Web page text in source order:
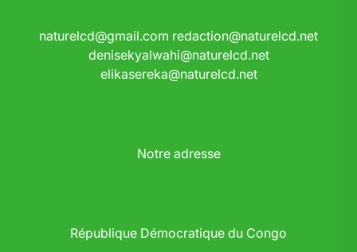
naturelcd@gmail.com redaction@naturelcd.net
denisekyalwahi@naturelcd.net
elikasereka@naturelcd.net
Notre adresse
République Démocratique du Congo